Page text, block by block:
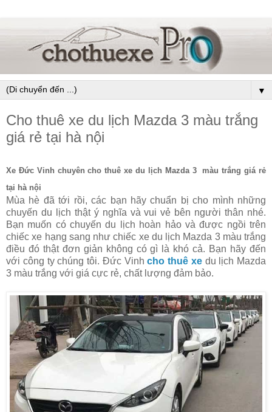
▼
Cho thuê xe du lịch Mazda 3 màu trắng
giá rẻ tại hà nội
Xe Đức Vinh chuyên cho thuê xe du lịch Mazda 3 màu trắng giá rẻ
tại hà nội
Mùa hè đã tới rồi, các bạn hãy chuẩn bị cho mình những
chuyến du lịch thật ý nghĩa và vui vẻ bên người thân nhé.
Bạn muốn có chuyến du lịch hoàn hảo và được ngồi trên
chiếc xe hạng sang như chiếc xe du lịch Mazda 3 màu trắng
điều đó thật đơn giản không có gì là khó cả. Bạn hãy đến
với công ty chúng tôi. Đức Vinhcho thuê xedu lịch Mazda
3 màu trắng với giá cực rẻ, chất lượng đảm bảo.